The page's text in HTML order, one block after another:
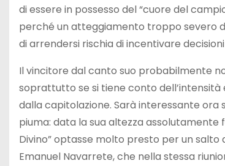
di essere in possesso del “cuore del
perché un atteggiamento troppo severo
di arrendersi rischia di incentivare
Il vincitore dal canto suo probabilmente
soprattutto se si tiene conto
dalla capitolazione. Sarà interessante ora
piuma: data la sua altezza assolutamente
Divino” optasse molto presto per un
Emanuel Navarrete, che nella stessa